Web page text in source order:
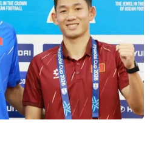
não chiến
đô thị Thủ
phát triển
ứng đậu